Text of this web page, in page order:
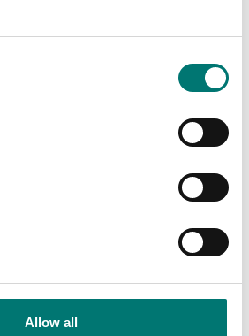
Allow all
hängvågar